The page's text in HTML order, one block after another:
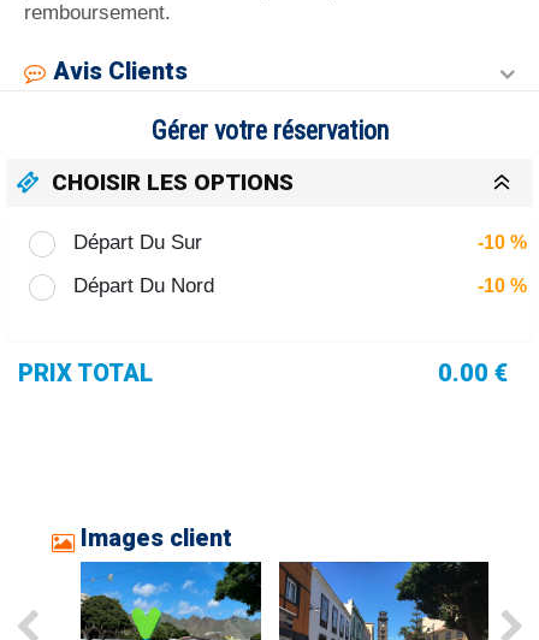
remboursement.
Avis Clients
Gérer votre réservation
CHOISIR LES OPTIONS
Départ Du Sur -10 %
Départ Du Nord -10 %
PRIX TOTAL 0.00 €
Images client